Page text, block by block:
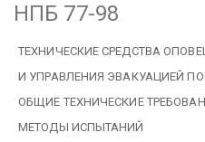
НПБ 77-98
ТЕХНИЧЕСКИЕ СРЕДСТВА
И УПРАВЛЕНИЯ ЭВАКУАЦИЕЙ
ОБЩИЕ ТЕХНИЧЕСКИЕ
МЕТОДЫ ИСПЫТАНИЙ